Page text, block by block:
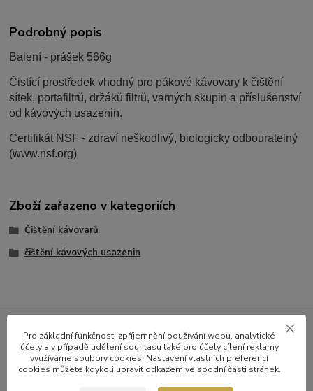
Podrobný popis
Balení - prášek 566g
Čistící prostředek vhodný pro pákové kávovary k čištění
sítek, portafiltrů, držáků filtrů, varných skupin a příslušenství
od kávových usazenin.
Certifikát NSF - zdraví neškodlivý, biologicky odbouratelný
(www.nsf.org)
Zboží zařazeno v kategoriích
Čištění kávovarů
čištění kávových usazenin
Nepropásněte novinky v nabídce
a zajímavosti
Pro základní funkčnost, zpříjemnění používání webu, analytické
účely a v případě udělení souhlasu také pro účely cílení reklamy
využíváme soubory cookies. Nastavení vlastních preferencí
cookies můžete kdykoli upravit odkazem ve spodní části stránek.